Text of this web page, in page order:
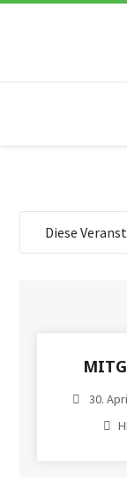
Diese
30.